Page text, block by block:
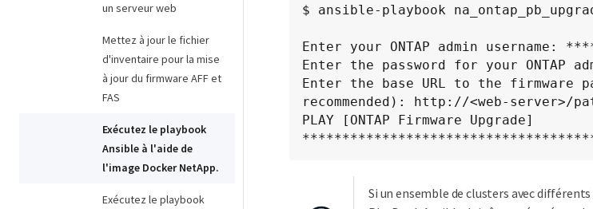
un serveur web
Mettez à jour le fichier
d'inventaire pour la mise
à jour du firmware AFF et
FAS
Exécutez le playbook
Ansible à l'aide de
l'image Docker NetApp.
Exécutez le playbook
$ ansible-playbook
Enter your ONTAP admin username:
Enter the password for your ONTAP
Enter the base URL to the firmware
recommended): http://<web-server>/
PLAY [ONTAP Firmware Upgrade]
Si un ensemble de clusters avec